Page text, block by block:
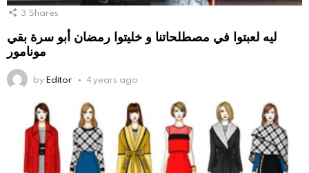
3 Shares
ليه لعبتوا في مصطلحاتنا و خليتوا رمضان أبو سرة بقي
مونامور
byEditor 4 years ago